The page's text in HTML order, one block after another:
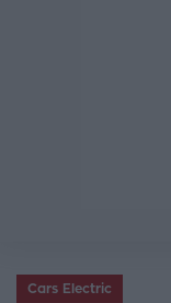
Cars Electric